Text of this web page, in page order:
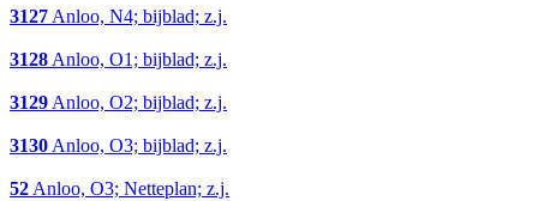
3127Anloo, N4; bijblad; z.j.
3128Anloo, O1; bijblad; z.j.
3129Anloo, O2; bijblad; z.j.
3130Anloo, O3; bijblad; z.j.
52Anloo, O3; Netteplan; z.j.